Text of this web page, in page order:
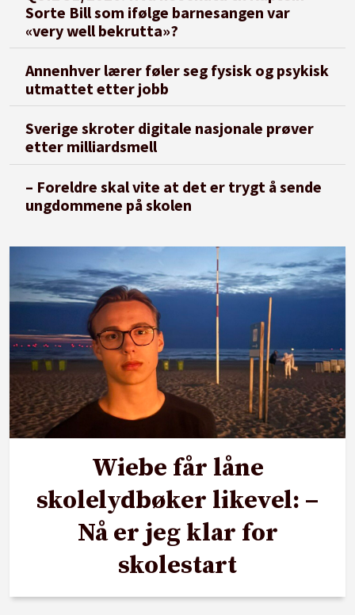
Sorte Bill som ifølge barnesangen var
«very well bekrutta»?
Annenhver lærer føler seg fysisk og psykisk
utmattet etter jobb
Sverige skroter digitale nasjonale prøver
etter milliardsmell
– Foreldre skal vite at det er trygt å sende
ungdommene på skolen
Wiebe får låne
skolelydbøker likevel: –
Nå er jeg klar for
skolestart